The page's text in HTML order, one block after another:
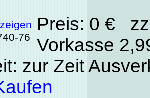
76
Preis: 0 €
Vorkasse
zur Zeit